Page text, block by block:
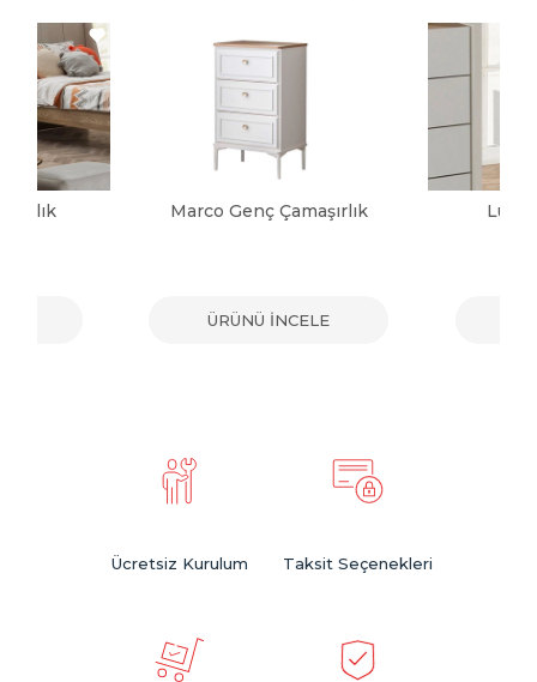
Marco Genç Çamaşırlık
ÜRÜNÜ İNCELE
Luna
Ücretsiz Kurulum Taksit Seçenekleri